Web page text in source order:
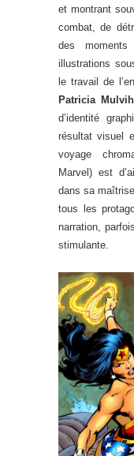
et montrant
combat, de
des
illustrations
le travail de
Patricia
d’identité
résultat visuel
voyage
Marvel) est
dans sa
tous les
narration,
stimulante.